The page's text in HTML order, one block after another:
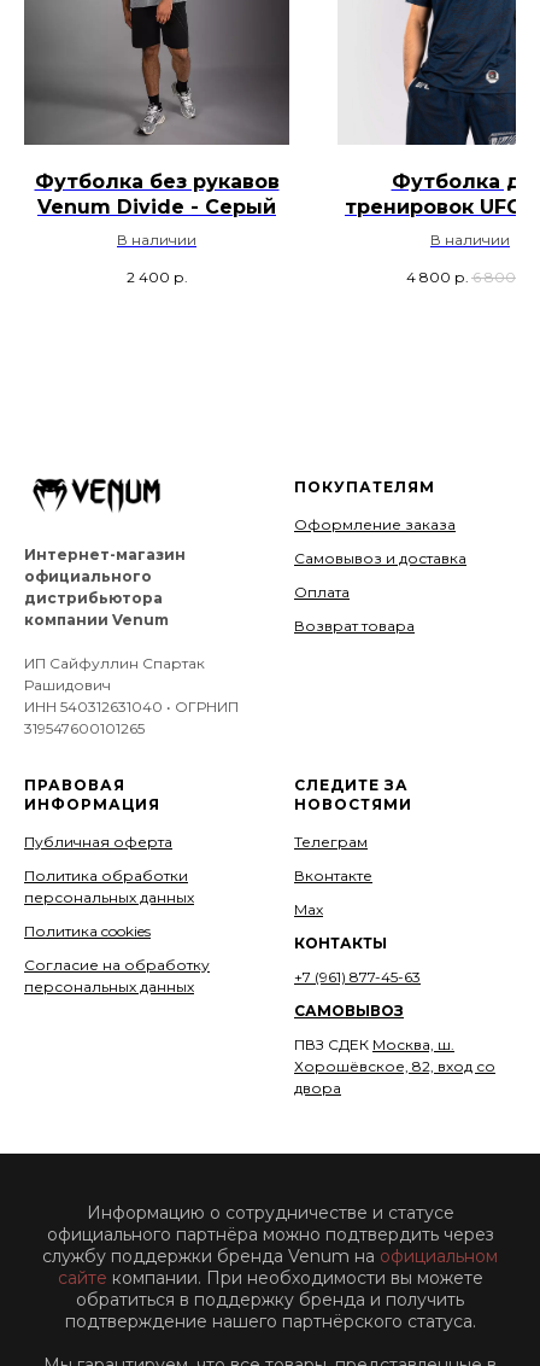
Футболка без рукавов
Venum Divide - Серый
В наличии
2 400 р.
Футболка
тренировок UFC
by Venum Fight
В наличии
4 800 р. 6 800
Интернет-магазин
официального
дистрибьютора
компании Venum
ИП Сайфуллин Спартак
Рашидович
ИНН 540312631040 • ОГРНИП
319547600101265
ПОКУПАТЕЛЯМ
Оформление заказа
Самовывоз и доставка
Оплата
Возврат товара
ПРАВОВАЯ
ИНФОРМАЦИЯ
Публичная оферта
Политика обработки
персональных данных
Политика cookies
Согласие на обработку
персональных данных
СЛЕДИТЕ ЗА
НОВОСТЯМИ
Телеграм
Вконтакте
Мах
КОНТАКТЫ
+7 (961) 877-45-63
САМОВЫВОЗ
ПВЗ СДЕК Москва, ш.
Хорошёвское, 82, вход со
двора
Информацию о сотрудничестве и статусе
официального партнёра можно подтвердить через
службу поддержки бренда Venum на официальном
сайте компании. При необходимости вы можете
обратиться в поддержку бренда и получить
подтверждение нашего партнёрского статуса.